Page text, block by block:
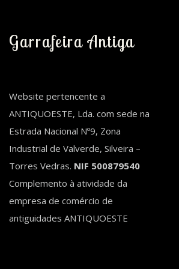
Garrafeira Antiga
Website pertencente a
ANTIQUOESTE, Lda. com sede na
Estrada Nacional Nº9, Zona
Industrial de Valverde, Silveira –
Torres Vedras. NIF 500879540
Complemento à atividade da
empresa de comércio de
antiguidades ANTIQUOESTE